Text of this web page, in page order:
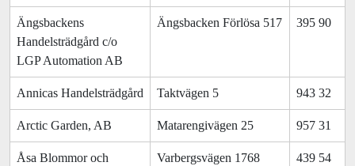
Ängsbackens
Handelsträdgård c/o
LGP Automation AB
Ängsbacken Förlösa 517 395 90
Annicas Handelsträdgård Taktvägen 5 943 32
Arctic Garden, AB Matarengivägen 25 957 31
Åsa Blommor och
Varbergsvägen 1768 439 54